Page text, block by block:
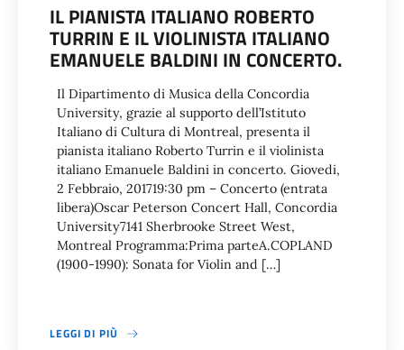
IL PIANISTA ITALIANO ROBERTO
TURRIN E IL VIOLINISTA ITALIANO
EMANUELE BALDINI IN CONCERTO.
Il Dipartimento di Musica della Concordia
University, grazie al supporto dell’Istituto
Italiano di Cultura di Montreal, presenta il
pianista italiano Roberto Turrin e il violinista
italiano Emanuele Baldini in concerto. Giovedi,
2 Febbraio, 201719:30 pm – Concerto (entrata
libera)Oscar Peterson Concert Hall, Concordia
University7141 Sherbrooke Street West,
Montreal Programma:Prima parteA.COPLAND
(1900-1990): Sonata for Violin and […]
LEGGI DI PIÙ